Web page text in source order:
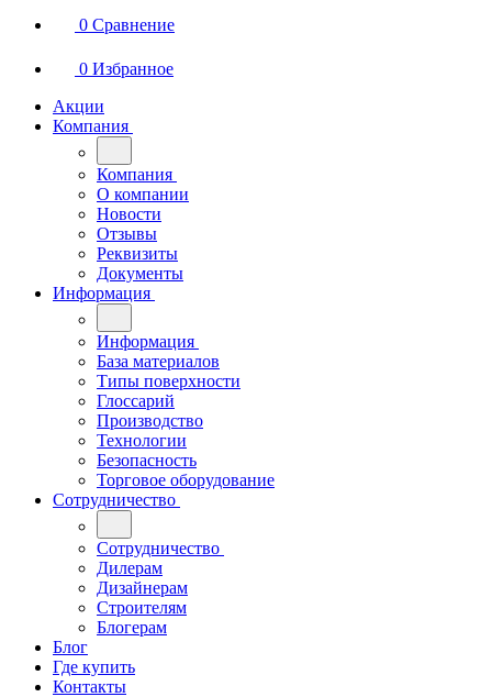
0 Сравнение
0 Избранное
Акции
Компания
Компания
О компании
Новости
Отзывы
Реквизиты
Документы
Информация
Информация
База материалов
Типы поверхности
Глоссарий
Производство
Технологии
Безопасность
Торговое оборудование
Сотрудничество
Сотрудничество
Дилерам
Дизайнерам
Строителям
Блогерам
Блог
Где купить
Контакты